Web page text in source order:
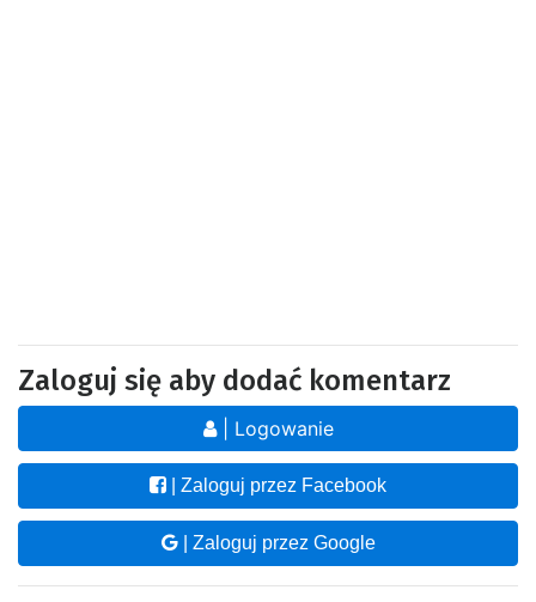
Zaloguj się aby dodać komentarz
| Logowanie
| Zaloguj przez Facebook
| Zaloguj przez Google